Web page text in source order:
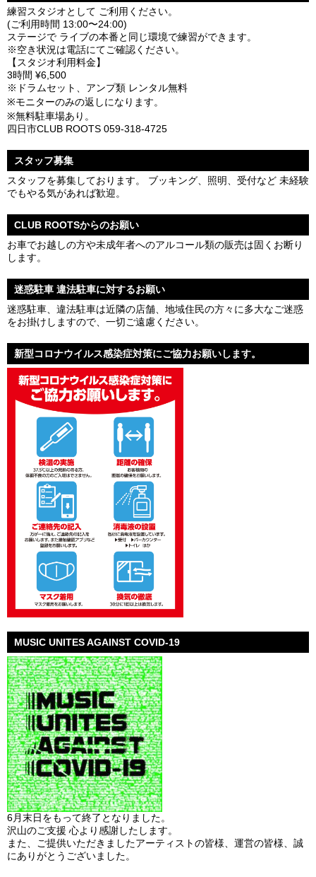
練習スタジオとして ご利用ください。
(ご利用時間 13:00〜24:00)
ステージで ライブの本番と同じ環境で練習ができます。
※空き状況は電話にてご確認ください。
【スタジオ利用料金】
3時間 ¥6,500
※ドラムセット、アンプ類 レンタル無料
※モニターのみの返しになります。
※無料駐車場あり。
四日市CLUB ROOTS 059-318-4725
スタッフ募集
スタッフを募集しております。 ブッキング、照明、受付など 未経験
でもやる気があれば歓迎。
CLUB ROOTSからのお願い
お車でお越しの方や未成年者へのアルコール類の販売は固くお断り
します。
迷惑駐車 違法駐車に対するお願い
迷惑駐車、違法駐車は近隣の店舗、地域住民の方々に多大なご迷惑
をお掛けしますので、一切ご遠慮ください。
新型コロナウイルス感染症対策にご協力お願いします。
MUSIC UNITES AGAINST COVID-19
6月末日をもって終了となりました。
沢山のご支援 心より感謝したします。
また、ご提供いただきましたアーティストの皆様、運営の皆様、誠
にありがとうございました。